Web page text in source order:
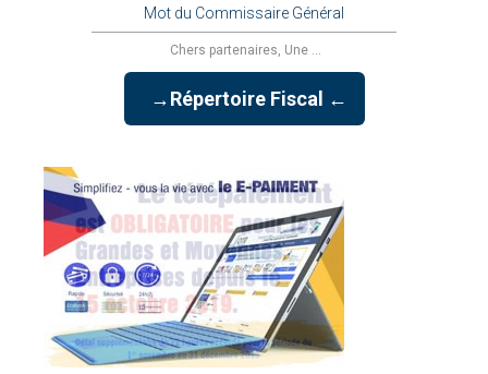
Mot du Commissaire Général
Chers partenaires, Une ...
→Répertoire Fiscal ←